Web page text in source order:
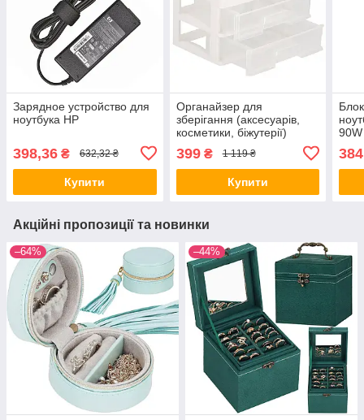
Зарядное устройство для
ноутбука HP
398,36 ₴ 632,32 ₴
Купити
Органайзер для
зберігання (аксесуарів,
косметики, біжутерії)
Springos 27 x 23 x 20 см
HA1090
399₴ 1 119 ₴
Купити
Акційні пропозиції та новинки
–64% –44%